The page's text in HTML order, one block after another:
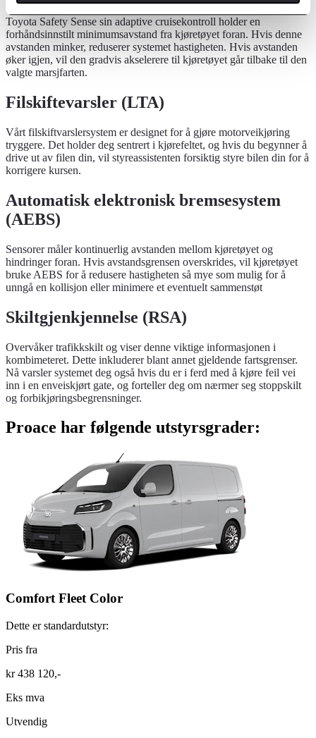
Toyota Safety Sense sin adaptive cruisekontroll holder en
forhåndsinnstilt minimumsavstand fra kjøretøyet foran. Hvis denne
avstanden minker, reduserer systemet hastigheten. Hvis avstanden
øker igjen, vil den gradvis akselerere til kjøretøyet går tilbake til den
valgte marsjfarten.
Filskiftevarsler (LTA)
Vårt filskiftvarslersystem er designet for å gjøre motorveikjøring
tryggere. Det holder deg sentrert i kjørefeltet, og hvis du begynner å
drive ut av filen din, vil styreassistenten forsiktig styre bilen din for å
korrigere kursen.
Automatisk elektronisk bremsesystem
(AEBS)
Sensorer måler kontinuerlig avstanden mellom kjøretøyet og
hindringer foran. Hvis avstandsgrensen overskrides, vil kjøretøyet
bruke AEBS for å redusere hastigheten så mye som mulig for å
unngå en kollisjon eller minimere et eventuelt sammenstøt
Skiltgjenkjennelse (RSA)
Overvåker trafikkskilt og viser denne viktige informasjonen i
kombimeteret. Dette inkluderer blant annet gjeldende fartsgrenser.
Nå varsler systemet deg også hvis du er i ferd med å kjøre feil vei
inn i en enveiskjørt gate, og forteller deg om nærmer seg stoppskilt
og forbikjøringsbegrensninger.
Proace har følgende utstyrsgrader:
Comfort Fleet Color
Dette er standardutstyr:
Pris fra
kr 438 120,-
Eks mva
Utvendig